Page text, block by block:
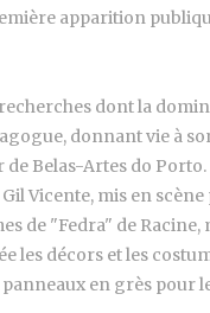
apparition
dont la
donnant vie à
de Belas-Artes do Porto.
Vicente, mis en
de "Fedra" de Racine,
les décors et les
en grès pour